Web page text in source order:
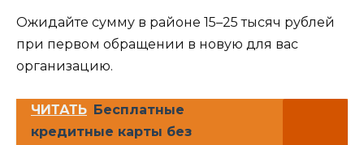
Ожидайте сумму в районе 15–25 тысяч рублей
при первом обращении в новую для вас
организацию.
ЧИТАТЬ Бесплатные
кредитные карты без